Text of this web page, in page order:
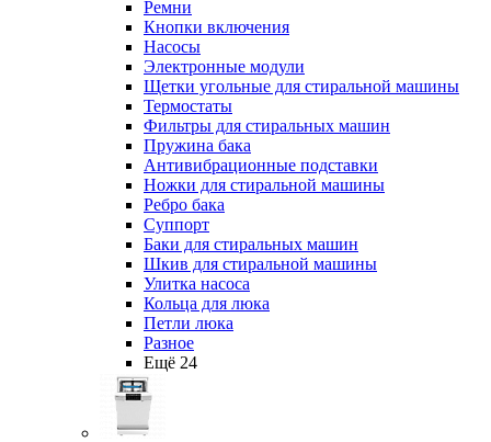
Ремни
Кнопки включения
Насосы
Электронные модули
Щетки угольные для стиральной машины
Термостаты
Фильтры для стиральных машин
Пружина бака
Антивибрационные подставки
Ножки для стиральной машины
Ребро бака
Суппорт
Баки для стиральных машин
Шкив для стиральной машины
Улитка насоса
Кольца для люка
Петли люка
Разное
Ещё 24